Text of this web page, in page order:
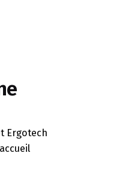
Ergotech